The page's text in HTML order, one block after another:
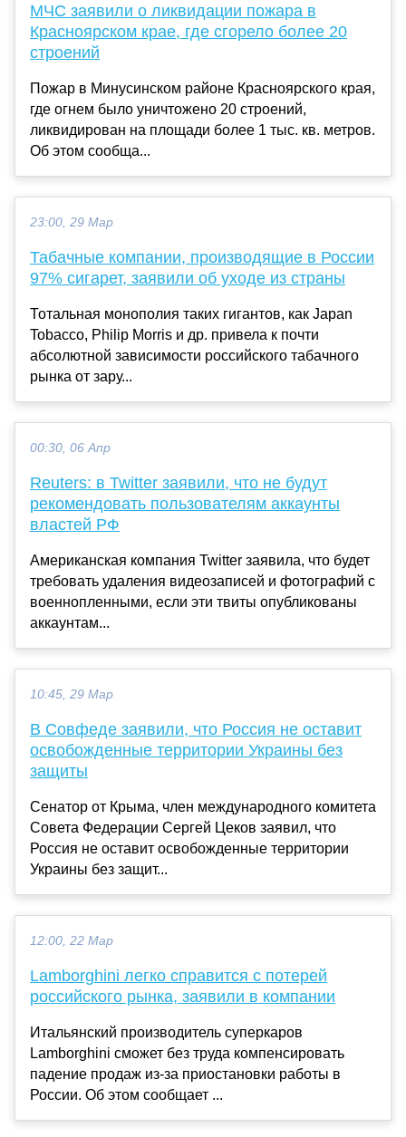
МЧС заявили о ликвидации пожара в
Красноярском крае, где сгорело более 20
строений
Пожар в Минусинском районе Красноярского края,
где огнем было уничтожено 20 строений,
ликвидирован на площади более 1 тыс. кв. метров.
Об этом сообща...
23:00, 29 Мар
Табачные компании, производящие в России
97% сигарет, заявили об уходе из страны
Тотальная монополия таких гигантов, как Japan
Tobacco, Philip Morris и др. привела к почти
абсолютной зависимости российского табачного
рынка от зару...
00:30, 06 Апр
Reuters: в Twitter заявили, что не будут
рекомендовать пользователям аккаунты
властей РФ
Американская компания Twitter заявила, что будет
требовать удаления видеозаписей и фотографий с
военнопленными, если эти твиты опубликованы
аккаунтам...
10:45, 29 Мар
В Совфеде заявили, что Россия не оставит
освобожденные территории Украины без
защиты
Сенатор от Крыма, член международного комитета
Совета Федерации Сергей Цеков заявил, что
Россия не оставит освобожденные территории
Украины без защит...
12:00, 22 Мар
Lamborghini легко справится с потерей
российского рынка, заявили в компании
Итальянский производитель суперкаров
Lamborghini сможет без труда компенсировать
падение продаж из-за приостановки работы в
России. Об этом сообщает ...